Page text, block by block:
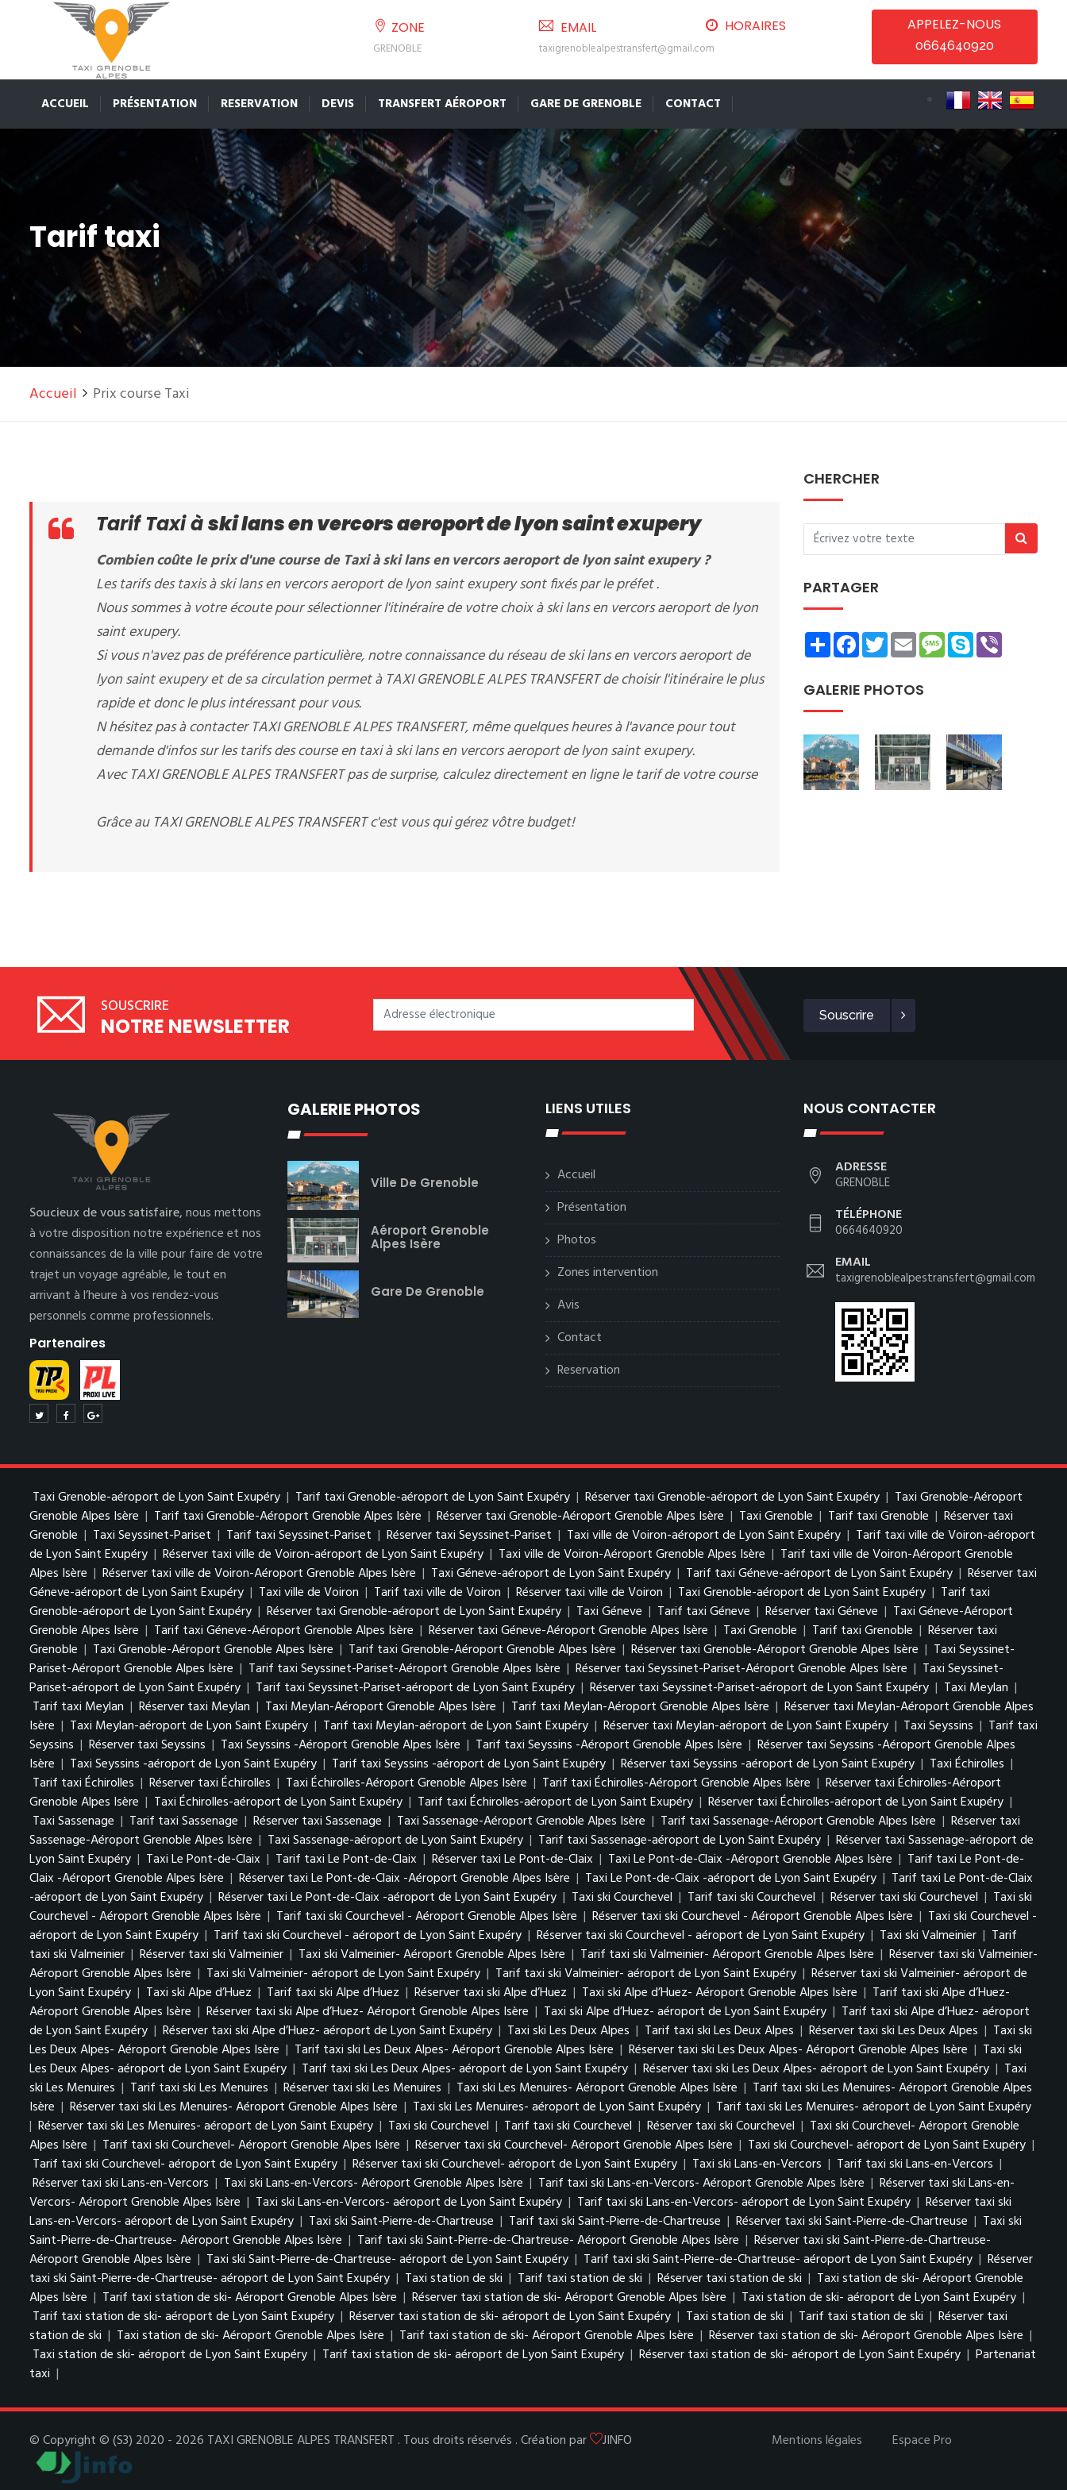
ZONE
GRENOBLE
EMAIL
taxigrenoblealpestransfert@gmail.com
HORAIRES APPELEZ-NOUS
0664640920
ACCUEIL PRÉSENTATION RESERVATION DEVIS TRANSFERT AÉROPORT GARE DE GRENOBLE CONTACT
Tarif taxi
Accueil Prix course Taxi
Tarif Taxi àski lans en vercors aeroport de lyon saint exupery
Combien coûte le prix d'une course de Taxi à ski lans en vercors aeroport de lyon saint exupery ?
Les tarifs des taxis à ski lans en vercors aeroport de lyon saint exupery sont fixés par le préfet .
Nous sommes à votre écoute pour sélectionner l'itinéraire de votre choix à ski lans en vercors aeroport de lyon
saint exupery.
Si vous n'avez pas de préférence particulière, notre connaissance du réseau de ski lans en vercors aeroport de
lyon saint exupery et de sa circulation permet à TAXI GRENOBLE ALPES TRANSFERT de choisir l'itinéraire le plus
rapide et donc le plus intéressant pour vous.
N hésitez pas à contacter TAXI GRENOBLE ALPES TRANSFERT, même quelques heures à l'avance pour tout
demande d'infos sur les tarifs des course en taxi à ski lans en vercors aeroport de lyon saint exupery.
Avec TAXI GRENOBLE ALPES TRANSFERT pas de surprise, calculez directement en ligne le tarif de votre course
Grâce au TAXI GRENOBLE ALPES TRANSFERT c'est vous qui gérez vôtre budget!
CHERCHER
PARTAGER
ShareFacebookTwitterEmailMessage
Skype
GALERIE PHOTOS
SOUSCRIRE
NOTRE NEWSLETTER Souscrire
Soucieux de vous satisfaire,nous mettons
à votre disposition notre expérience et nos
connaissances de la ville pour faire de votre
trajet un voyage agréable, le tout en
arrivant à l’heure à vos rendez-vous
personnels comme professionnels.
Partenaires
GALERIE PHOTOS
Ville De Grenoble
Aéroport Grenoble
Alpes Isère
Gare De Grenoble
LIENS UTILES
Accueil
Présentation
Photos
Zones intervention
Avis
Contact
Reservation
NOUS CONTACTER
ADRESSE
GRENOBLE
TÉLÉPHONE
0664640920
EMAIL
taxigrenoblealpestransfert@gmail.com
Taxi Grenoble-aéroport de Lyon Saint Exupéry | Tarif taxi Grenoble-aéroport de Lyon Saint Exupéry | Réserver taxi Grenoble-aéroport de Lyon Saint Exupéry | Taxi Grenoble-Aéroport
Grenoble Alpes Isère | Tarif taxi Grenoble-Aéroport Grenoble Alpes Isère | Réserver taxi Grenoble-Aéroport Grenoble Alpes Isère | Taxi Grenoble | Tarif taxi Grenoble | Réserver taxi
Grenoble | Taxi Seyssinet-Pariset | Tarif taxi Seyssinet-Pariset | Réserver taxi Seyssinet-Pariset | Taxi ville de Voiron-aéroport de Lyon Saint Exupéry | Tarif taxi ville de Voiron-aéroport
de Lyon Saint Exupéry | Réserver taxi ville de Voiron-aéroport de Lyon Saint Exupéry | Taxi ville de Voiron-Aéroport Grenoble Alpes Isère | Tarif taxi ville de Voiron-Aéroport Grenoble
Alpes Isère | Réserver taxi ville de Voiron-Aéroport Grenoble Alpes Isère | Taxi Géneve-aéroport de Lyon Saint Exupéry | Tarif taxi Géneve-aéroport de Lyon Saint Exupéry | Réserver taxi
Géneve-aéroport de Lyon Saint Exupéry | Taxi ville de Voiron | Tarif taxi ville de Voiron | Réserver taxi ville de Voiron | Taxi Grenoble-aéroport de Lyon Saint Exupéry | Tarif taxi
Grenoble-aéroport de Lyon Saint Exupéry | Réserver taxi Grenoble-aéroport de Lyon Saint Exupéry | Taxi Géneve | Tarif taxi Géneve | Réserver taxi Géneve | Taxi Géneve-Aéroport
Grenoble Alpes Isère | Tarif taxi Géneve-Aéroport Grenoble Alpes Isère | Réserver taxi Géneve-Aéroport Grenoble Alpes Isère | Taxi Grenoble | Tarif taxi Grenoble | Réserver taxi
Grenoble | Taxi Grenoble-Aéroport Grenoble Alpes Isère | Tarif taxi Grenoble-Aéroport Grenoble Alpes Isère | Réserver taxi Grenoble-Aéroport Grenoble Alpes Isère | Taxi Seyssinet-
Pariset-Aéroport Grenoble Alpes Isère | Tarif taxi Seyssinet-Pariset-Aéroport Grenoble Alpes Isère | Réserver taxi Seyssinet-Pariset-Aéroport Grenoble Alpes Isère | Taxi Seyssinet-
Pariset-aéroport de Lyon Saint Exupéry | Tarif taxi Seyssinet-Pariset-aéroport de Lyon Saint Exupéry | Réserver taxi Seyssinet-Pariset-aéroport de Lyon Saint Exupéry | Taxi Meylan |
Tarif taxi Meylan | Réserver taxi Meylan | Taxi Meylan-Aéroport Grenoble Alpes Isère | Tarif taxi Meylan-Aéroport Grenoble Alpes Isère | Réserver taxi Meylan-Aéroport Grenoble Alpes
Isère | Taxi Meylan-aéroport de Lyon Saint Exupéry | Tarif taxi Meylan-aéroport de Lyon Saint Exupéry | Réserver taxi Meylan-aéroport de Lyon Saint Exupéry | Taxi Seyssins | Tarif taxi
Seyssins | Réserver taxi Seyssins | Taxi Seyssins -Aéroport Grenoble Alpes Isère | Tarif taxi Seyssins -Aéroport Grenoble Alpes Isère | Réserver taxi Seyssins -Aéroport Grenoble Alpes
Isère | Taxi Seyssins -aéroport de Lyon Saint Exupéry | Tarif taxi Seyssins -aéroport de Lyon Saint Exupéry | Réserver taxi Seyssins -aéroport de Lyon Saint Exupéry | Taxi Échirolles |
Tarif taxi Échirolles | Réserver taxi Échirolles | Taxi Échirolles-Aéroport Grenoble Alpes Isère | Tarif taxi Échirolles-Aéroport Grenoble Alpes Isère | Réserver taxi Échirolles-Aéroport
Grenoble Alpes Isère | Taxi Échirolles-aéroport de Lyon Saint Exupéry | Tarif taxi Échirolles-aéroport de Lyon Saint Exupéry | Réserver taxi Échirolles-aéroport de Lyon Saint Exupéry |
Taxi Sassenage | Tarif taxi Sassenage | Réserver taxi Sassenage | Taxi Sassenage-Aéroport Grenoble Alpes Isère | Tarif taxi Sassenage-Aéroport Grenoble Alpes Isère | Réserver taxi
Sassenage-Aéroport Grenoble Alpes Isère | Taxi Sassenage-aéroport de Lyon Saint Exupéry | Tarif taxi Sassenage-aéroport de Lyon Saint Exupéry | Réserver taxi Sassenage-aéroport de
Lyon Saint Exupéry | Taxi Le Pont-de-Claix | Tarif taxi Le Pont-de-Claix | Réserver taxi Le Pont-de-Claix | Taxi Le Pont-de-Claix -Aéroport Grenoble Alpes Isère | Tarif taxi Le Pont-de-
Claix -Aéroport Grenoble Alpes Isère | Réserver taxi Le Pont-de-Claix -Aéroport Grenoble Alpes Isère | Taxi Le Pont-de-Claix -aéroport de Lyon Saint Exupéry | Tarif taxi Le Pont-de-Claix
-aéroport de Lyon Saint Exupéry | Réserver taxi Le Pont-de-Claix -aéroport de Lyon Saint Exupéry | Taxi ski Courchevel | Tarif taxi ski Courchevel | Réserver taxi ski Courchevel | Taxi ski
Courchevel - Aéroport Grenoble Alpes Isère | Tarif taxi ski Courchevel - Aéroport Grenoble Alpes Isère | Réserver taxi ski Courchevel - Aéroport Grenoble Alpes Isère | Taxi ski Courchevel -
aéroport de Lyon Saint Exupéry | Tarif taxi ski Courchevel - aéroport de Lyon Saint Exupéry | Réserver taxi ski Courchevel - aéroport de Lyon Saint Exupéry | Taxi ski Valmeinier | Tarif
taxi ski Valmeinier | Réserver taxi ski Valmeinier | Taxi ski Valmeinier- Aéroport Grenoble Alpes Isère | Tarif taxi ski Valmeinier- Aéroport Grenoble Alpes Isère | Réserver taxi ski Valmeinier-
Aéroport Grenoble Alpes Isère | Taxi ski Valmeinier- aéroport de Lyon Saint Exupéry | Tarif taxi ski Valmeinier- aéroport de Lyon Saint Exupéry | Réserver taxi ski Valmeinier- aéroport de
Lyon Saint Exupéry | Taxi ski Alpe d’Huez | Tarif taxi ski Alpe d’Huez | Réserver taxi ski Alpe d’Huez | Taxi ski Alpe d’Huez- Aéroport Grenoble Alpes Isère | Tarif taxi ski Alpe d’Huez-
Aéroport Grenoble Alpes Isère | Réserver taxi ski Alpe d’Huez- Aéroport Grenoble Alpes Isère | Taxi ski Alpe d’Huez- aéroport de Lyon Saint Exupéry | Tarif taxi ski Alpe d’Huez- aéroport
de Lyon Saint Exupéry | Réserver taxi ski Alpe d’Huez- aéroport de Lyon Saint Exupéry | Taxi ski Les Deux Alpes | Tarif taxi ski Les Deux Alpes | Réserver taxi ski Les Deux Alpes | Taxi ski
Les Deux Alpes- Aéroport Grenoble Alpes Isère | Tarif taxi ski Les Deux Alpes- Aéroport Grenoble Alpes Isère | Réserver taxi ski Les Deux Alpes- Aéroport Grenoble Alpes Isère | Taxi ski
Les Deux Alpes- aéroport de Lyon Saint Exupéry | Tarif taxi ski Les Deux Alpes- aéroport de Lyon Saint Exupéry | Réserver taxi ski Les Deux Alpes- aéroport de Lyon Saint Exupéry | Taxi
ski Les Menuires | Tarif taxi ski Les Menuires | Réserver taxi ski Les Menuires | Taxi ski Les Menuires- Aéroport Grenoble Alpes Isère | Tarif taxi ski Les Menuires- Aéroport Grenoble Alpes
Isère | Réserver taxi ski Les Menuires- Aéroport Grenoble Alpes Isère | Taxi ski Les Menuires- aéroport de Lyon Saint Exupéry | Tarif taxi ski Les Menuires- aéroport de Lyon Saint Exupéry
| Réserver taxi ski Les Menuires- aéroport de Lyon Saint Exupéry | Taxi ski Courchevel | Tarif taxi ski Courchevel | Réserver taxi ski Courchevel | Taxi ski Courchevel- Aéroport Grenoble
Alpes Isère | Tarif taxi ski Courchevel- Aéroport Grenoble Alpes Isère | Réserver taxi ski Courchevel- Aéroport Grenoble Alpes Isère | Taxi ski Courchevel- aéroport de Lyon Saint Exupéry |
Tarif taxi ski Courchevel- aéroport de Lyon Saint Exupéry | Réserver taxi ski Courchevel- aéroport de Lyon Saint Exupéry | Taxi ski Lans-en-Vercors | Tarif taxi ski Lans-en-Vercors |
Réserver taxi ski Lans-en-Vercors | Taxi ski Lans-en-Vercors- Aéroport Grenoble Alpes Isère | Tarif taxi ski Lans-en-Vercors- Aéroport Grenoble Alpes Isère | Réserver taxi ski Lans-en-
Vercors- Aéroport Grenoble Alpes Isère | Taxi ski Lans-en-Vercors- aéroport de Lyon Saint Exupéry | Tarif taxi ski Lans-en-Vercors- aéroport de Lyon Saint Exupéry | Réserver taxi ski
Lans-en-Vercors- aéroport de Lyon Saint Exupéry | Taxi ski Saint-Pierre-de-Chartreuse | Tarif taxi ski Saint-Pierre-de-Chartreuse | Réserver taxi ski Saint-Pierre-de-Chartreuse | Taxi ski
Saint-Pierre-de-Chartreuse- Aéroport Grenoble Alpes Isère | Tarif taxi ski Saint-Pierre-de-Chartreuse- Aéroport Grenoble Alpes Isère | Réserver taxi ski Saint-Pierre-de-Chartreuse-
Aéroport Grenoble Alpes Isère | Taxi ski Saint-Pierre-de-Chartreuse- aéroport de Lyon Saint Exupéry | Tarif taxi ski Saint-Pierre-de-Chartreuse- aéroport de Lyon Saint Exupéry | Réserver
taxi ski Saint-Pierre-de-Chartreuse- aéroport de Lyon Saint Exupéry | Taxi station de ski | Tarif taxi station de ski | Réserver taxi station de ski | Taxi station de ski- Aéroport Grenoble
Alpes Isère | Tarif taxi station de ski- Aéroport Grenoble Alpes Isère | Réserver taxi station de ski- Aéroport Grenoble Alpes Isère | Taxi station de ski- aéroport de Lyon Saint Exupéry |
Tarif taxi station de ski- aéroport de Lyon Saint Exupéry | Réserver taxi station de ski- aéroport de Lyon Saint Exupéry | Taxi station de ski | Tarif taxi station de ski | Réserver taxi
station de ski | Taxi station de ski- Aéroport Grenoble Alpes Isère | Tarif taxi station de ski- Aéroport Grenoble Alpes Isère | Réserver taxi station de ski- Aéroport Grenoble Alpes Isère |
Taxi station de ski- aéroport de Lyon Saint Exupéry | Tarif taxi station de ski- aéroport de Lyon Saint Exupéry | Réserver taxi station de ski- aéroport de Lyon Saint Exupéry | Partenariat
taxi |
© Copyright © (S3) 2020 - 2026 TAXI GRENOBLE ALPES TRANSFERT . Tous droits réservés . Création par JINFO Mentions légales Espace Pro